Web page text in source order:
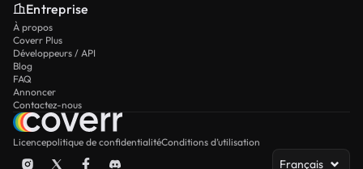
Entreprise
À propos
Coverr Plus
Développeurs / API
Blog
FAQ
Annoncer
Contactez-nous
Licencepolitique de confidentialitéConditions d’utilisation
Français